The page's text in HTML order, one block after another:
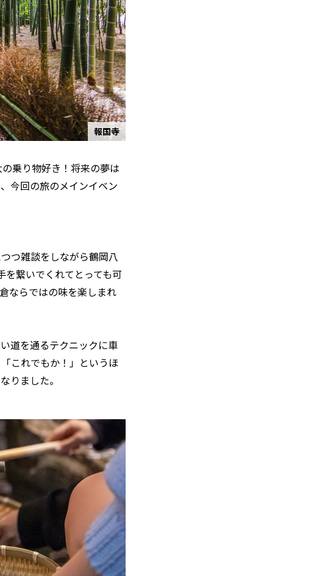
報国寺
乗り物好き！将来の夢は
今回の旅のメインイベン
つ雑談をしながら鶴岡八
を繋いでくれてとっても可
ならではの味を楽しまれ
道を通るテクニックに車
これでもか！」というほ
りました。